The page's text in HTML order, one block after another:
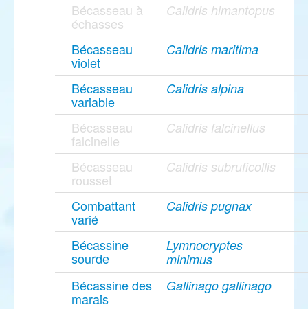
Bécasseau à
échasses
Calidris himantopus
Bécasseau
violet
Calidris maritima
Bécasseau
variable
Calidris alpina
Bécasseau
falcinelle
Calidris falcinellus
Bécasseau
rousset
Calidris subruficollis
Combattant
varié
Calidris pugnax
Bécassine
sourde
Lymnocryptes
minimus
Bécassine des
marais
Gallinago gallinago